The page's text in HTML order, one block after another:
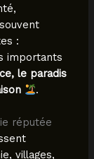
:
importants
le paradis
.
réputée
villages,